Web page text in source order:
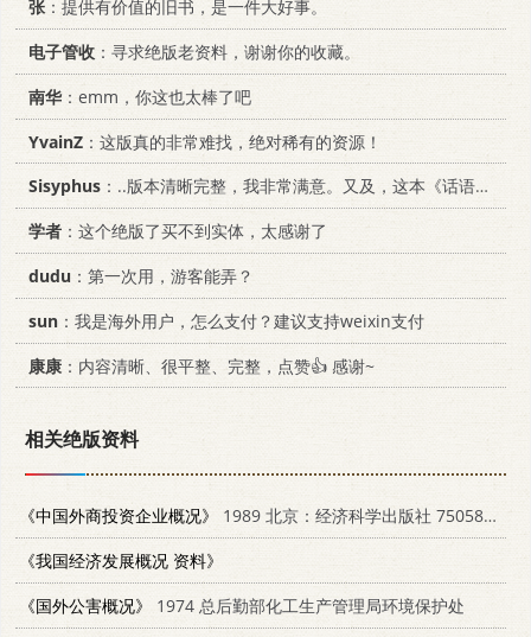
张：提供有价值的旧书，是一件大好事。
电子管收 ：寻求绝版老资料，谢谢你的收藏。
南华：emm，你这也太棒了吧
YvainZ ：这版真的非常难找，绝对稀有的资源！
Sisyphus ：..版本清晰完整，我非常满意。又及，这本《话语的真相》...
学者 ：这个绝版了买不到实体，太感谢了
dudu ：第一次用，游客能弄？
sun ：我是海外用户，怎么支付？建议支持weixin支付
康康 ：内容清晰、很平整、完整，点赞👍 感谢~
相关绝版资料
《中国外商投资企业概况》
1989 北京：经济科学出版社 7505801899
《我国经济发展概况 资料》
《国外公害概况》
1974 总后勤部化工生产管理局环境保护处